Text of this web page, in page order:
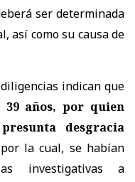
ser determinada
así como su causa de
indican que
39 años, por quien
desgracia
la cual, se habían
investigativas a